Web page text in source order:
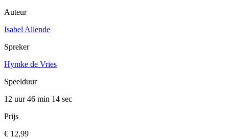
Auteur
Isabel Allende
Spreker
Hymke de Vries
Speelduur
12 uur 46 min 14 sec
Prijs
€ 12,99